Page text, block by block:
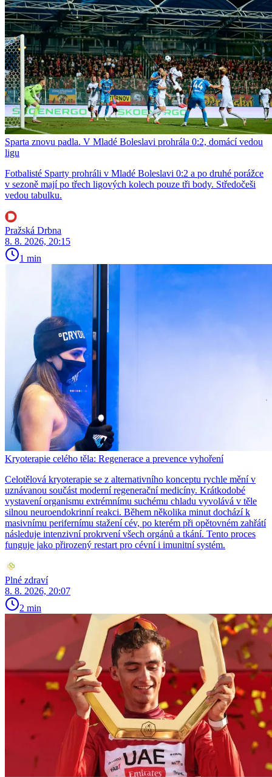
Sparta znovu padla. V Mladé Boleslavi prohrála 0:2, domácí vedou
ligu
Fotbalisté Sparty prohráli v Mladé Boleslavi 0:2 a po druhé porážce
v sezoně mají po třech ligových kolech pouze tři body. Středočeši
vedou tabulku.
Pražská Drbna
8. 8. 2026, 20:15
1 min
Kryoterapie celého těla: Regenerace a prevence vyhoření
Celotělová kryoterapie se z alternativního konceptu rychle mění v
uznávanou součást moderní regenerační medicíny. Krátkodobé
vystavení organismu extrémnímu suchému chladu vyvolává v těle
silnou neuroendokrinní reakci. Během několika minut dochází k
masivnímu perifernímu stažení cév, po kterém při opětovném zahřátí
následuje intenzivní prokrvení všech orgánů a tkání. Tento proces
funguje jako přirozený restart pro cévní i imunitní systém.
Plné zdraví
8. 8. 2026, 20:07
2 min